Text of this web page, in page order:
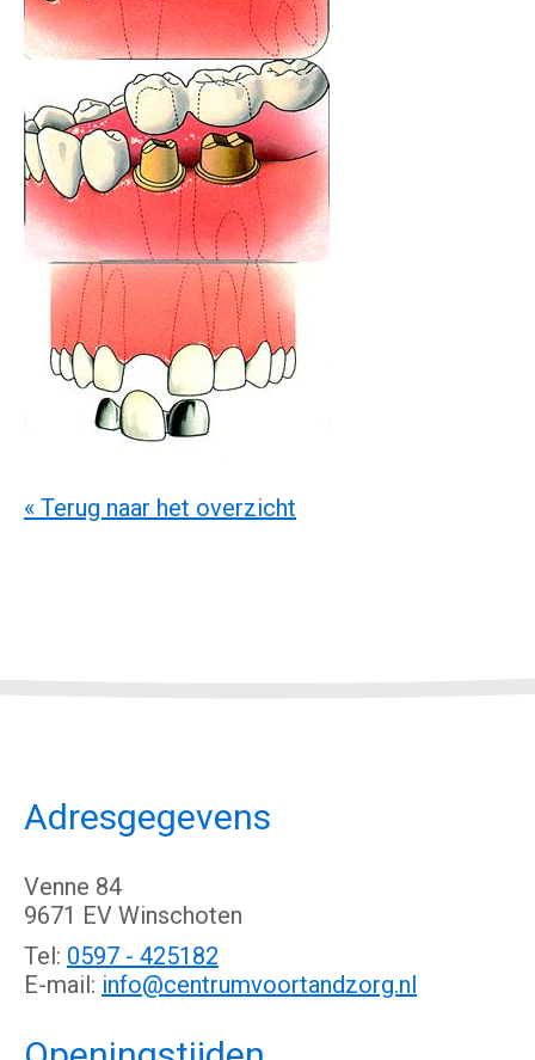
« Terug naar het overzicht
Adresgegevens
Venne 84
9671 EV Winschoten
Tel: 0597 - 425182
E-mail: info@centrumvoortandzorg.nl